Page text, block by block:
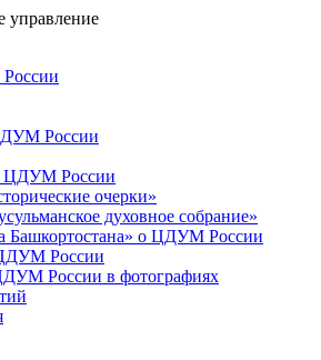
управление
России
ЦДУМ России
очерки»
духовное собрание»
Башкортостана» о ЦДУМ России
России
России в фотографиях